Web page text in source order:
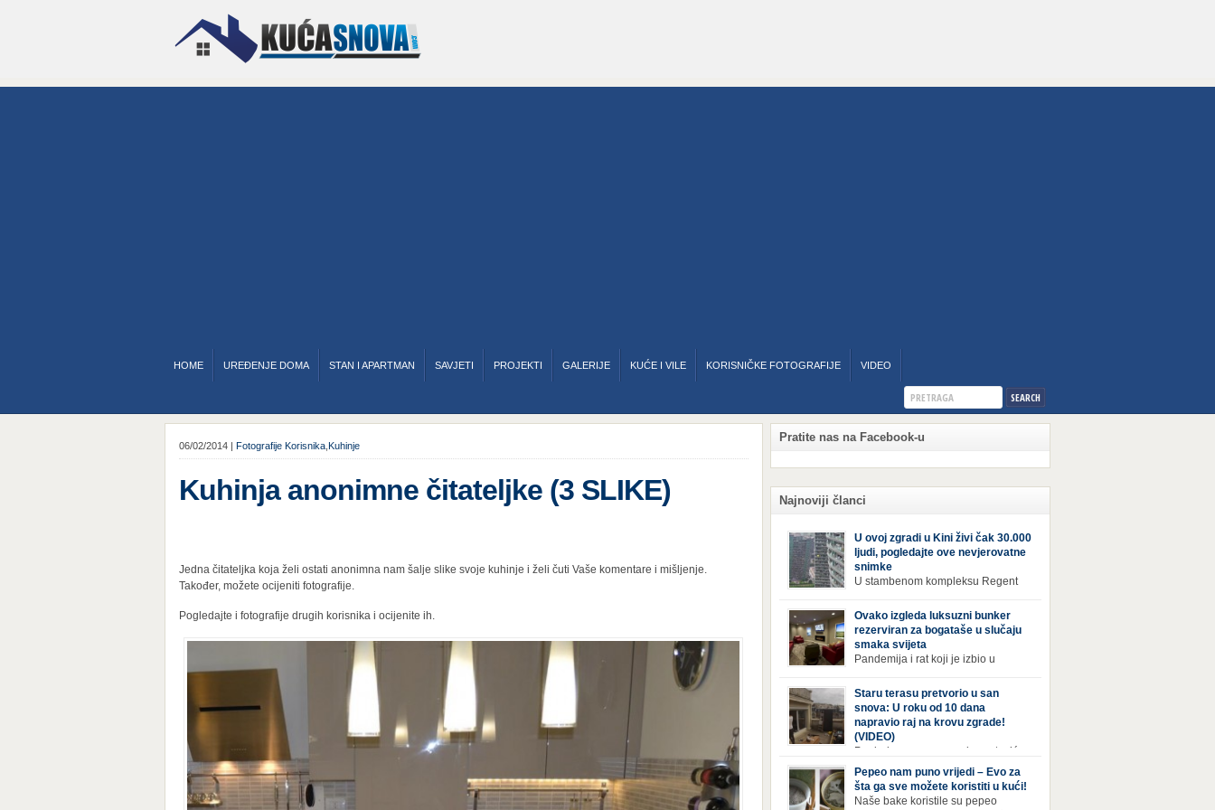
HOME UREĐENJE DOMA STAN I APARTMAN SAVJETI PROJEKTI GALERIJE KUĆE I VILE KORISNIČKE FOTOGRAFIJE VIDEO
06/02/2014 | Fotografije Korisnika Kuhinje
Kuhinja anonimne čitateljke (3 SLIKE)
Jedna čitateljka koja želi ostati anonimna nam šalje slike svoje kuhinje i želi čuti Vaše komentare i mišljenje.
Također, možete ocijeniti fotografije.
Pogledajte i fotografije drugih korisnika i ocijenite ih.
Pratite nas na Facebook-u
Najnoviji članci
U ovoj zgradi u Kini živi čak 30.000
ljudi, pogledajte ove nevjerovatne
snimke
U stambenom kompleksu Regent
Qianjiang Century Cityju u poslovnoj četvrti
Hangzhoua u Kini, trenutno živi gotovo 30 hiljada
ljudi, koji nikad ne moraju izaći iz njega. Naime, s
obzirom na to da unutar zgrade mogu pronaći sve
potrepštine koje im zatrebaju, stanari ovog
njega ako […]
Ovako izgleda luksuzni bunker
rezerviran za bogataše u slučaju
smaka svijeta
Pandemija i rat koji je izbio u
siguran od katastrofa koje mogu zadesiti svijet
kakav poznajemo. I dok se većina ljudi nada da
situacija u svijetu neće postati još gora te da su
prijetnje nuklearnim oružjem isprazne, ima i onih
koji se spremaju za najgori scenariji. Naime,
Staru terasu pretvorio u san
snova: U roku od 10 dana
napravio raj na krovu zgrade!
(VIDEO)
Pogled na ovu prepravku, ostaviće
vas bez daha Život na zadnjem spratu zgrade ima
svojih prednosti, ali i mana. Izloženost kiši, suncu,
vetru i snijegu čini da se materijali brže troše, a
Pepeo nam puno vrijedi – Evo za
šta ga sve možete koristiti u kući!
Naše bake koristile su pepeo